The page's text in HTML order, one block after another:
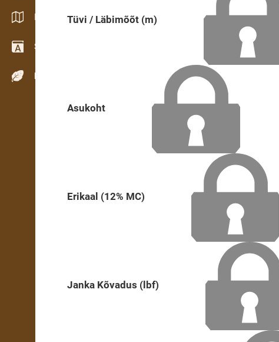
Kataloogid / Brošüürid
Sõnastik
Puiduliigid
Tüvi / Läbimõõt (m)
Asukoht
Erikaal (12% MC)
Janka Kõvadus (lbf)